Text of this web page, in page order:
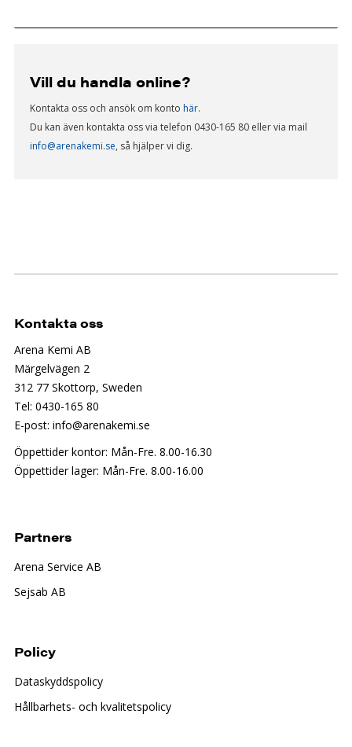
Vill du handla online?
Kontakta oss och ansök om konto här.
Du kan även kontakta oss via telefon 0430-165 80 eller via mail
info@arenakemi.se, så hjälper vi dig.
Kontakta oss
Arena Kemi AB
Märgelvägen 2
312 77 Skottorp, Sweden
Tel: 0430-165 80
E-post: info@arenakemi.se
Öppettider kontor: Mån-Fre. 8.00-16.30
Öppettider lager: Mån-Fre. 8.00-16.00
Partners
Arena Service AB
Sejsab AB
Policy
Dataskyddspolicy
Hållbarhets- och kvalitetspolicy